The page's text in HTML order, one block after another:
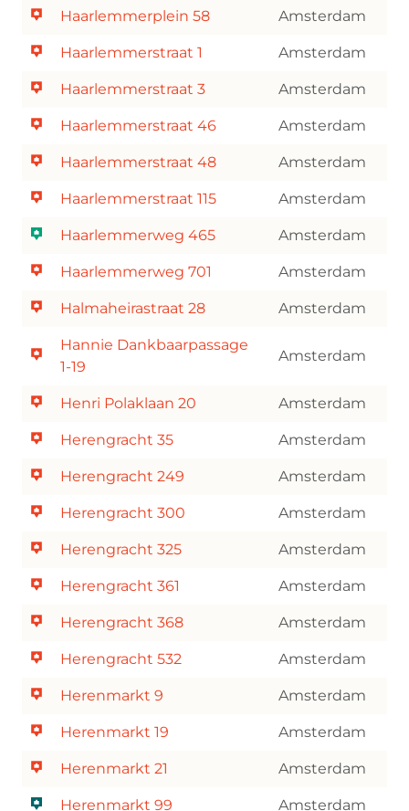
Haarlemmerplein 58 Amsterdam
Haarlemmerstraat 1 Amsterdam
Haarlemmerstraat 3 Amsterdam
Haarlemmerstraat 46 Amsterdam
Haarlemmerstraat 48 Amsterdam
Haarlemmerstraat 115 Amsterdam
Haarlemmerweg 465 Amsterdam
Haarlemmerweg 701 Amsterdam
Halmaheirastraat 28 Amsterdam
Hannie Dankbaarpassage
1-19
Amsterdam
Henri Polaklaan 20 Amsterdam
Herengracht 35 Amsterdam
Herengracht 249 Amsterdam
Herengracht 300 Amsterdam
Herengracht 325 Amsterdam
Herengracht 361 Amsterdam
Herengracht 368 Amsterdam
Herengracht 532 Amsterdam
Herenmarkt 9 Amsterdam
Herenmarkt 19 Amsterdam
Herenmarkt 21 Amsterdam
Herenmarkt 99 Amsterdam